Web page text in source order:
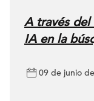
A través
IA en la
09 de junio